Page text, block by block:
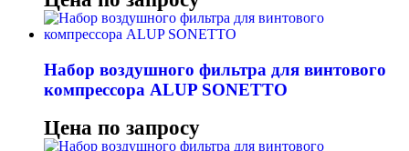
Набор воздушного фильтра для винтового
компрессора ALUP SONETTO
Цена по запросу